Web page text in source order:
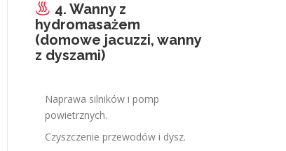
4. Wanny z
hydromasażem
(domowe jacuzzi, wanny
z dyszami)
Naprawa silników i pomp
powietrznych.
Czyszczenie przewodów i dysz.